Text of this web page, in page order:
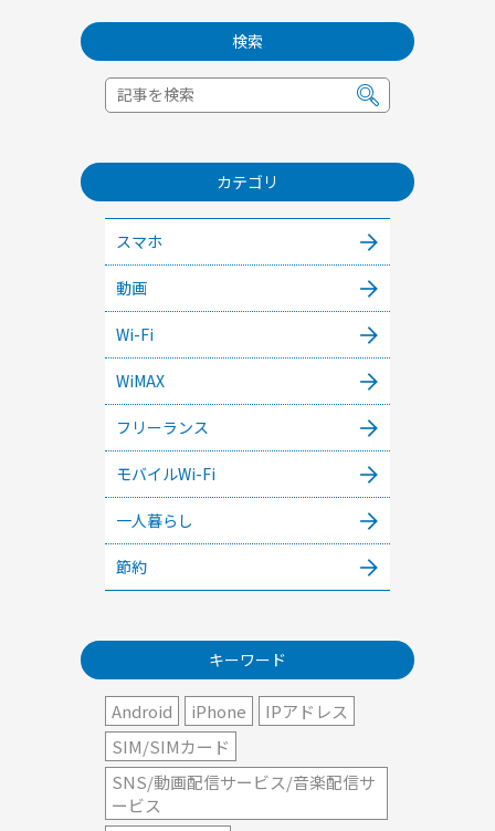
検索
カテゴリ
スマホ
動画
Wi-Fi
WiMAX
フリーランス
モバイルWi-Fi
一人暮らし
節約
キーワード
Android iPhone
IPアドレス
SIM/SIMカード
SNS/動画配信サービス/音楽配信サ
ービス